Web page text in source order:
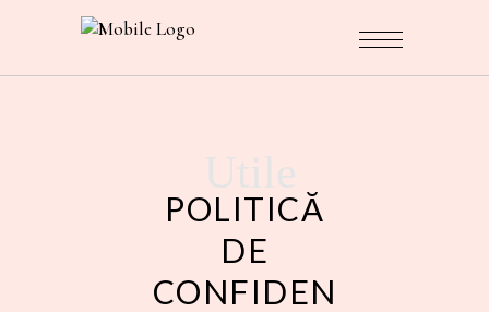
Utile
POLITICĂ
DE
CONFIDEN